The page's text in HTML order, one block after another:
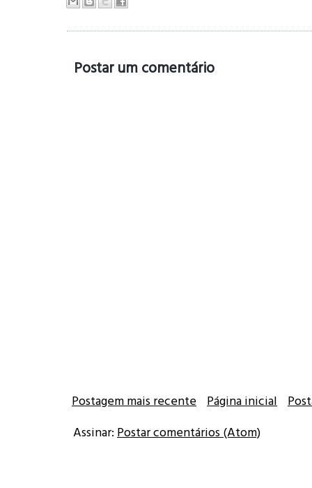
Postar um comentário
Postagem mais recente Página inicial
Assinar: Postar comentários (Atom)